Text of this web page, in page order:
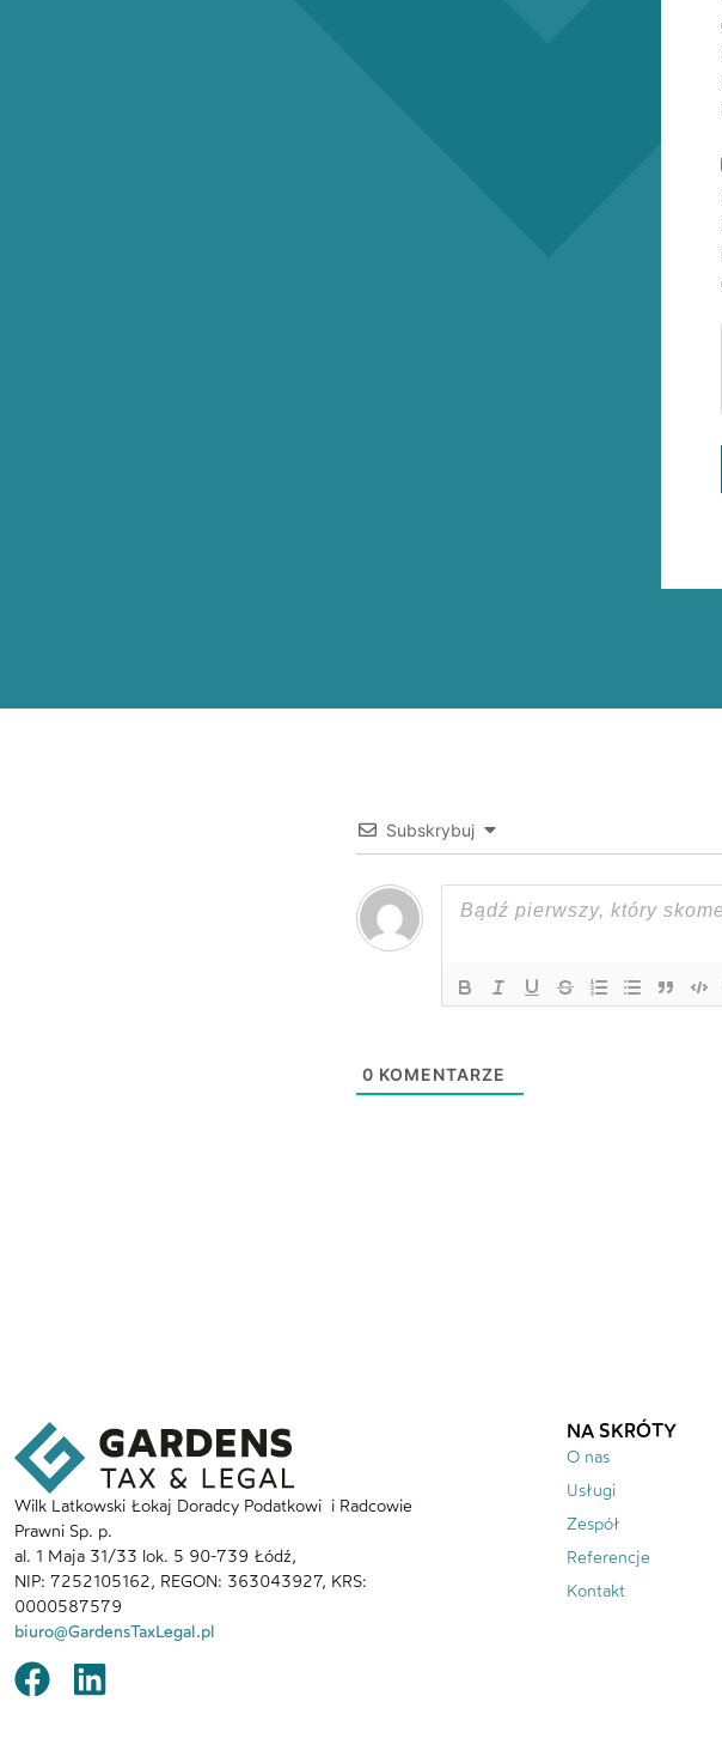
Subskrybuj
0 KOMENTARZE
Wilk Latkowski Łokaj Doradcy Podatkowi i Radcowie
Prawni Sp. p.
al. 1 Maja 31/33 lok. 5 90-739 Łódź,
NIP: 7252105162, REGON: 363043927, KRS:
0000587579
biuro@GardensTaxLegal.pl
NA SKRÓTY
O nas
Usługi
Zespół
Referencje
Kontakt